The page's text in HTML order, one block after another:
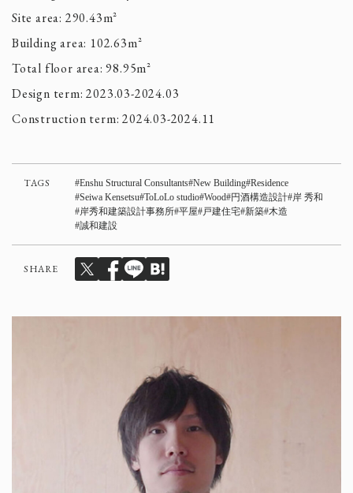
Site area: 290.43m²
Building area: 102.63m²
Total floor area: 98.95m²
Design term: 2023.03-2024.03
Construction term: 2024.03-2024.11
TAGS Enshu Structural Consultants New Building Residence
Seiwa Kensetsu ToLoLo studio Wood 円酒構造設計 岸 秀和
岸秀和建築設計事務所 平屋 戸建住宅 新築 木造
誠和建設
SHARE